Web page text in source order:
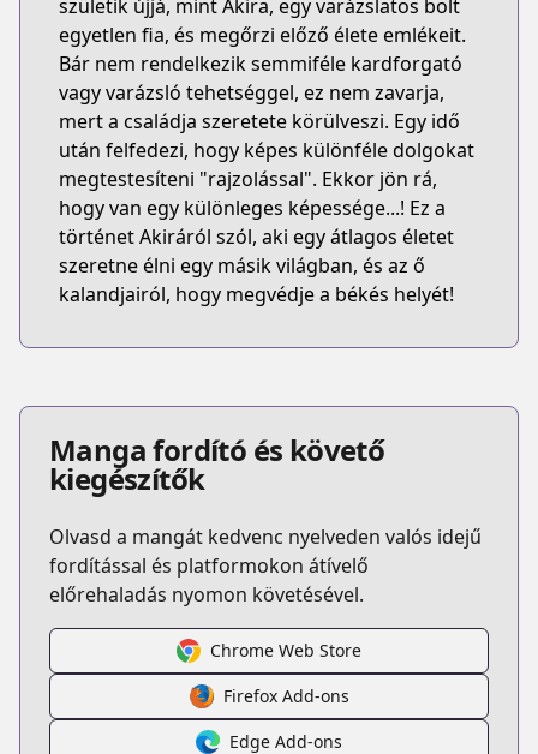
születik újjá, mint Akira, egy varázslatos bolt
egyetlen fia, és megőrzi előző élete emlékeit.
Bár nem rendelkezik semmiféle kardforgató
vagy varázsló tehetséggel, ez nem zavarja,
mert a családja szeretete körülveszi. Egy idő
után felfedezi, hogy képes különféle dolgokat
megtestesíteni "rajzolással". Ekkor jön rá,
hogy van egy különleges képessége...! Ez a
történet Akiráról szól, aki egy átlagos életet
szeretne élni egy másik világban, és az ő
kalandjairól, hogy megvédje a békés helyét!
Manga fordító és követő
kiegészítők
Olvasd a mangát kedvenc nyelveden valós idejű
fordítással és platformokon átívelő
előrehaladás nyomon követésével.
Chrome Web Store
Firefox Add-ons
Edge Add-ons